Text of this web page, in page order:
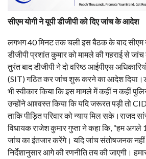
सीएम योगी ने यूपी डीजीपी को दिए जांच के आदेश
लगभग 40 मिनट तक चली इस बैठक के बाद सीएम
डीजीपी प्रशांत कुमार को मामले की गहराई से
तुरंत बाद डीजीपी ने दो वरिष्ठ आईपीएस
(SIT) गठित कर जांच शुरू करने का आदेश
भी स्वीकार किया कि इस मामले में कहीं न कहीं
उन्होंने आश्वस्त किया कि यदि जरूरत पड़ी तो
ताकि पीड़ित परिवार को न्याय मिल सके।राजद
विधायक राजेश कुमार गुप्ता ने कहा कि, “हम अगले
जांच का इंतजार करेंगे। यदि जांच संतोषजनक नहीं
निर्देशानुसार आगे की रणनीति तय की जाएगी।